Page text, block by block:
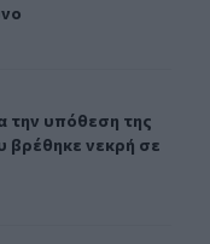
που βρέθηκε
την υπόθεση της
την υπόθεση της
βρέθηκε νεκρή σε